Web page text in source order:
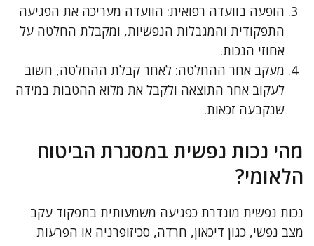
הופעה בוועדה רפואית: הוועדה מעריכה את הפגיעה
התפקודית והמגבלות הנפשיות, ומקבלת החלטה על
אחוזי הנכות.
מעקב אחר ההחלטה: לאחר קבלת ההחלטה, חשוב
לעקוב אחר התוצאה ולקבל את מלוא ההטבות במידה
שנקבעה זכאות.
מהי נכות נפשית במסגרת הביטוח
הלאומי?
נכות נפשית מוגדרת כפגיעה משמעותית בתפקוד עקב
מצב נפשי, כגון דיכאון, חרדה, סכיזופרניה או הפרעות